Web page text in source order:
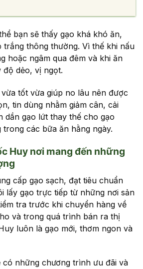
bạn sẽ thấy gạo khá khó ăn,
trắng thông thường. Vì thế khi nấu
hoặc ngâm qua đêm và khi ăn
độ dẻo, vị ngọt.
tốt vừa giúp no lâu nên được
tin dùng nhằm giảm cân, cải
dần gạo lứt thay thế cho gạo
các bữa ăn hằng ngày.
Huy nơi mang đến những
cấp gạo sạch, đạt tiêu chuẩn
lấy gạo trực tiếp từ những nơi sản
tra trước khi chuyển hàng về
và trong quá trình bán ra thị
luôn là gạo mới, thơm ngon và
có những chương trình ưu đãi và